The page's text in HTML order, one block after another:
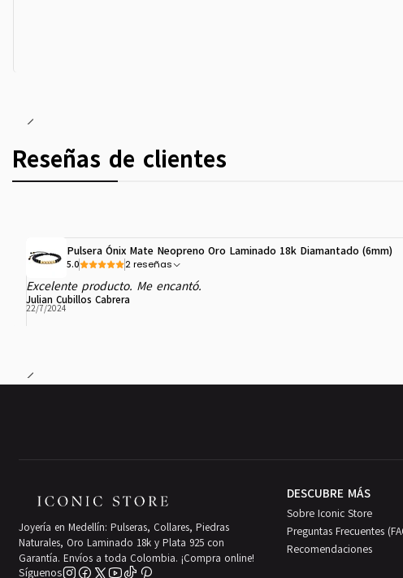
Reseñas de clientes
Pulsera Ónix Mate Neopreno Oro Laminado 18k Diamantado (6mm)
5.0 2 reseñas
Excelente producto. Me encantó.
Julian Cubillos Cabrera
22/7/2024
Joyería en Medellín: Pulseras, Collares, Piedras
Naturales, Oro Laminado 18k y Plata 925 con
Garantía. Envíos a toda Colombia. ¡Compra online!
Síguenos
DESCUBRE MÁS
Sobre Iconic Store
Preguntas Frecuentes
Recomendaciones